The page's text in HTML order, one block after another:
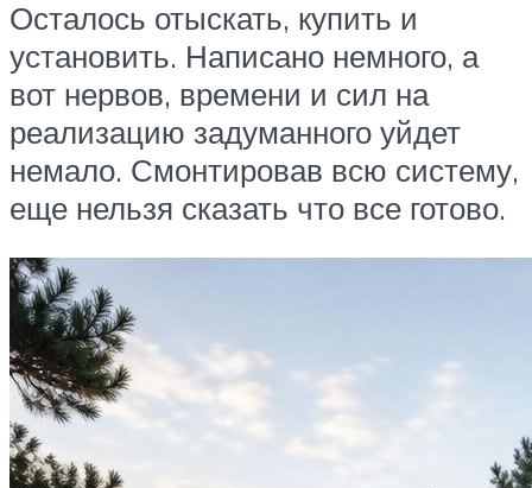
Осталось отыскать, купить и
установить. Написано немного, а
вот нервов, времени и сил на
реализацию задуманного уйдет
немало. Смонтировав всю систему,
еще нельзя сказать что все готово.